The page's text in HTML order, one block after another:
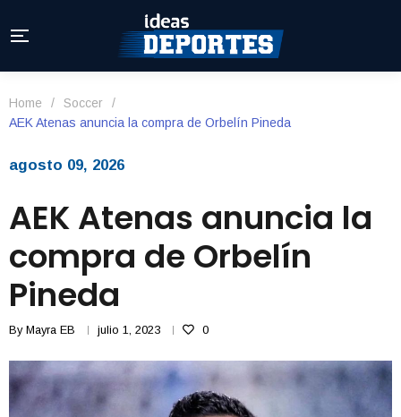
Home / Soccer
/
AEK Atenas anuncia la compra de Orbelín Pineda
agosto 09, 2026
AEK Atenas anuncia la
compra de Orbelín
Pineda
By Mayra EB julio 1, 2023 0